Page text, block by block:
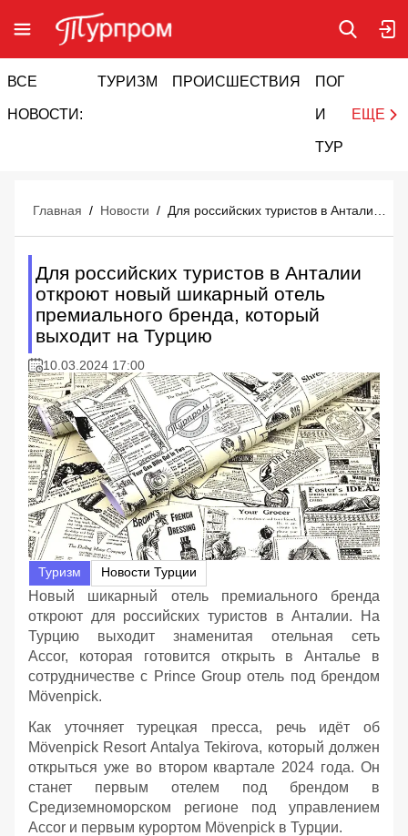
ВСЕ
НОВОСТИ:
ТУРИЗМ ПРОИСШЕСТВИЯ ПОГОДА
И
ТУРИЗМ
ЕЩЕ
Главная / Новости /
Для российских туристов в Анталии
откроют новый шикарный отель
премиального бренда, который
выходит на Турцию
10.03.2024 17:00
Туризм Новости Турции
Новый шикарный отель премиального бренда
откроют для российских туристов в Анталии. На
Турцию выходит знаменитая отельная сеть
Accor, которая готовится открыть в Анталье в
сотрудничестве с Prince Group отель под брендом
Mövenpick.
Как уточняет турецкая пресса, речь идёт об
Mövenpick Resort Antalya Tekirova, который должен
открыться уже во втором квартале 2024 года. Он
станет первым отелем под брендом в
Средиземноморском регионе под управлением
Accor и первым курортом Mövenpick в Турции.